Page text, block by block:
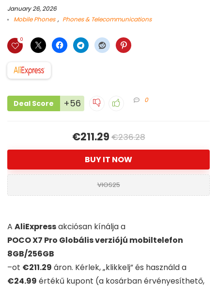
January 26, 2026
Mobile Phones , Phones & Telecommunications
0
Deal Score +56 0
€211.29€236.28
BUY IT NOW
VIOS25
A AliExpressakciósan kínálja a
POCO X7 Pro Globális verziójú mobiltelefon
8GB/256GB
–ot €211.29 áron. Kérlek, „klikkelj” és használd a
€24.99 értékű kupont (a kosárban érvényesíthető,